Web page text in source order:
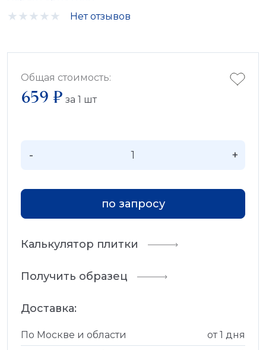
Нет отзывов
Общая стоимость:
659 ₽ за 1 шт
- +
по запросу
Калькулятор плитки
Получить образец
Доставка:
По Москве и области
от 1 дня